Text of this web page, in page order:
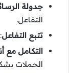
جدولة
التفاعل.
تتبع التفاعل
التكامل مع
الحملات